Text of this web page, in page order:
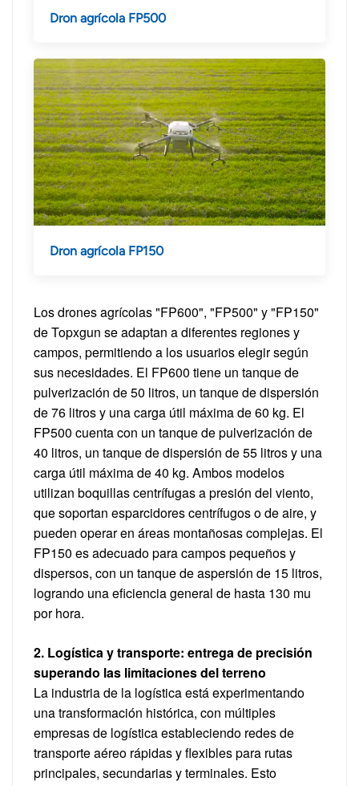
Dron agrícola FP500
Dron agrícola FP150
Los drones agrícolas "FP600", "FP500" y "FP150"
de Topxgun se adaptan a diferentes regiones y
campos, permitiendo a los usuarios elegir según
sus necesidades. El FP600 tiene un tanque de
pulverización de 50 litros, un tanque de dispersión
de 76 litros y una carga útil máxima de 60 kg. El
FP500 cuenta con un tanque de pulverización de
40 litros, un tanque de dispersión de 55 litros y una
carga útil máxima de 40 kg. Ambos modelos
utilizan boquillas centrífugas a presión del viento,
que soportan esparcidores centrífugos o de aire, y
pueden operar en áreas montañosas complejas. El
FP150 es adecuado para campos pequeños y
dispersos, con un tanque de aspersión de 15 litros,
logrando una eficiencia general de hasta 130 mu
por hora.
2. Logística y transporte: entrega de precisión
superando las limitaciones del terreno
La industria de la logística está experimentando
una transformación histórica, con múltiples
empresas de logística estableciendo redes de
transporte aéreo rápidas y flexibles para rutas
principales, secundarias y terminales. Esto